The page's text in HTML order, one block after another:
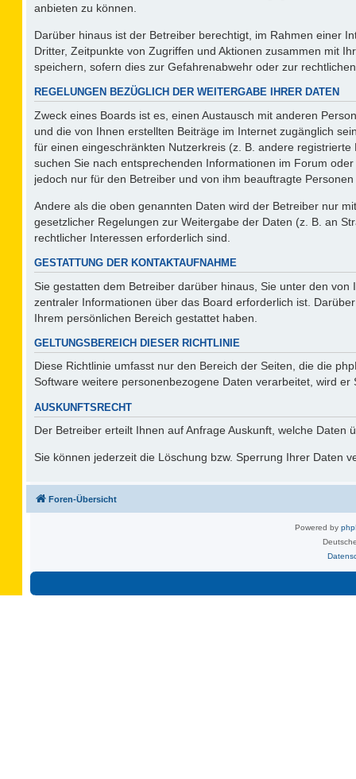
anbieten zu können.
Darüber hinaus ist der Betreiber berechtigt, im Rahmen einer
Dritter, Zeitpunkte von Zugriffen und Aktionen zusammen mit
speichern, sofern dies zur Gefahrenabwehr oder zur
REGELUNGEN BEZÜGLICH DER WEITERGABE IHRER DATEN
Zweck eines Boards ist es, einen Austausch mit anderen
und die von Ihnen erstellten Beiträge im Internet zugänglich
für einen eingeschränkten Nutzerkreis (z. B. andere
suchen Sie nach entsprechenden Informationen im Forum
jedoch nur für den Betreiber und von ihm beauftragte
Andere als die oben genannten Daten wird der Betreiber nur
gesetzlicher Regelungen zur Weitergabe der Daten (z. B. an
rechtlicher Interessen erforderlich sind.
GESTATTUNG DER KONTAKTAUFNAHME
Sie gestatten dem Betreiber darüber hinaus, Sie unter den
zentraler Informationen über das Board erforderlich ist.
Ihrem persönlichen Bereich gestattet haben.
GELTUNGSBEREICH DIESER RICHTLINIE
Diese Richtlinie umfasst nur den Bereich der Seiten, die die
Software weitere personenbezogene Daten verarbeitet, wird
AUSKUNFTSRECHT
Der Betreiber erteilt Ihnen auf Anfrage Auskunft, welche Daten
Sie können jederzeit die Löschung bzw. Sperrung Ihrer Daten
Foren-Übersicht
Powered by